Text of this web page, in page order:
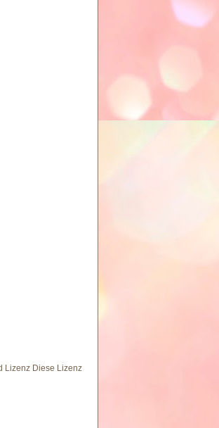
Lizenz Diese Lizenz